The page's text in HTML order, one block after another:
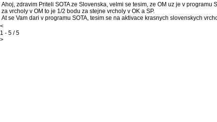
Ahoj, zdravim Priteli SOTA ze Slovenska, velmi se tesim, ze OM uz je v
za vrcholy v OM to je 1/2 bodu za stejne vrcholy v OK a SP.
At se Vam dari v programu SOTA, tesim se na aktivace krasnych slovenskych
<
1 - 5 / 5
>